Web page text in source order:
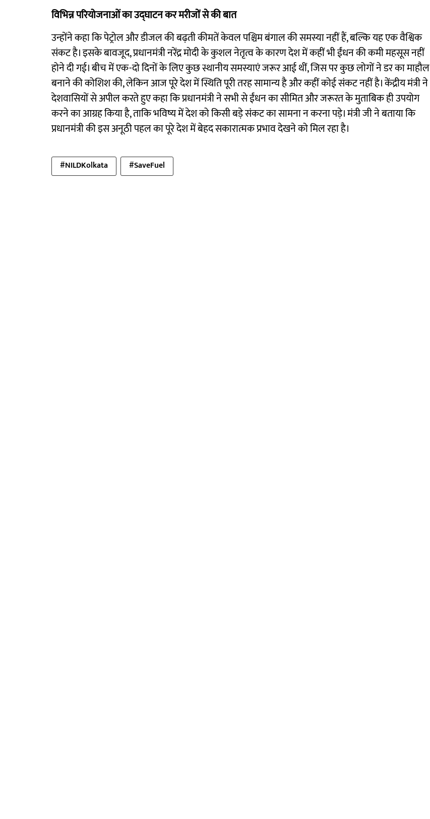
विभिन्न परियोजनाओं का उद्घाटन कर मरीजों से की बात
उन्होंने कहा कि पेट्रोल और डीजल की बढ़ती कीमतें केवल पश्चिम बंगाल की समस्या नहीं हैं, बल्कि यह एक वैश्विक
संकट है। इसके बावजूद, प्रधानमंत्री नरेंद्र मोदी के कुशल नेतृत्व के कारण देश में कहीं भी ईंधन की कमी महसूस नहीं
होने दी गई। बीच में एक-दो दिनों के लिए कुछ स्थानीय समस्याएं जरूर आई थीं, जिस पर कुछ लोगों ने डर का माहौल
बनाने की कोशिश की, लेकिन आज पूरे देश में स्थिति पूरी तरह सामान्य है और कहीं कोई संकट नहीं है। केंद्रीय मंत्री ने
देशवासियों से अपील करते हुए कहा कि प्रधानमंत्री ने सभी से ईंधन का सीमित और जरूरत के मुताबिक ही उपयोग
करने का आग्रह किया है, ताकि भविष्य में देश को किसी बड़े संकट का सामना न करना पड़े। मंत्री जी ने बताया कि
प्रधानमंत्री की इस अनूठी पहल का पूरे देश में बेहद सकारात्मक प्रभाव देखने को मिल रहा है।
#NILDKolkata #SaveFuel